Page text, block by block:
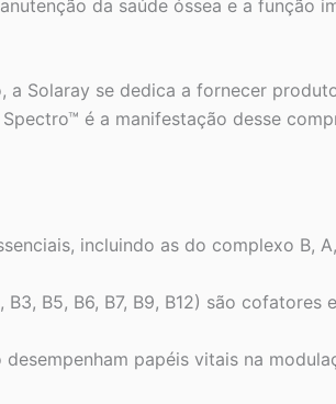
da saúde óssea e a função
a Solaray se dedica a fornecer
é a manifestação desse
incluindo as do complexo B,
B5, B6, B7, B9, B12) são cofatores
papéis vitais na